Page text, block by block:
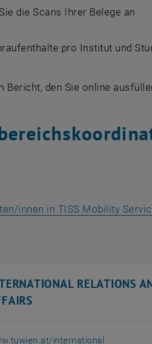
die Scans Ihrer Belege an
pro Institut und
Bericht, den Sie online
innen in TISS Mobility
RELATIONS
international